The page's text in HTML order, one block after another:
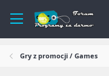
Gry z promocji / Games